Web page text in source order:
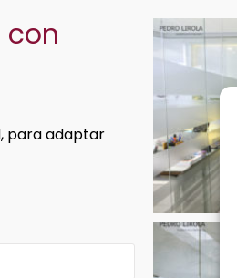
para adaptar